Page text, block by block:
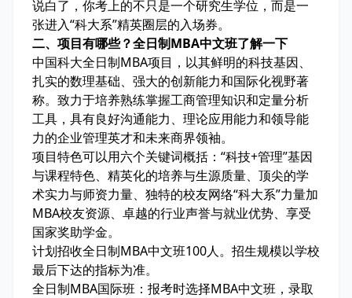
说白了，你考上的不只是一个研究生学位，而是一
张进入“科大系”精英圈层的入场券。
二、项目有哪些？全日制MBA中文班了解一下
中国科大全日制MBA项目，以其鲜明的科技基因、
扎实的数理基础、强大的创新能力和国际化视野著
称。致力于培养熟练掌握工商管理知识和定量分析
工具，具有良好沟通能力、理论应用能力和领导能
力的企业管理英才和未来商界领袖。
项目特色可以用六个关键词概括：“科技+管理”基因
与课程特色、精英化的培养与生源质量、顶尖的学
术实力与师资力量、独特的校友网络“科大系”力量加
MBA校友资源、卓越的行业声誉与就业优势、享受
国家奖助学金。
计划招收全日制MBA中文班100人。招生规模以学校
最后下达的指标为准。
全日制MBA国际班：报考时选择MBA中文班，录取